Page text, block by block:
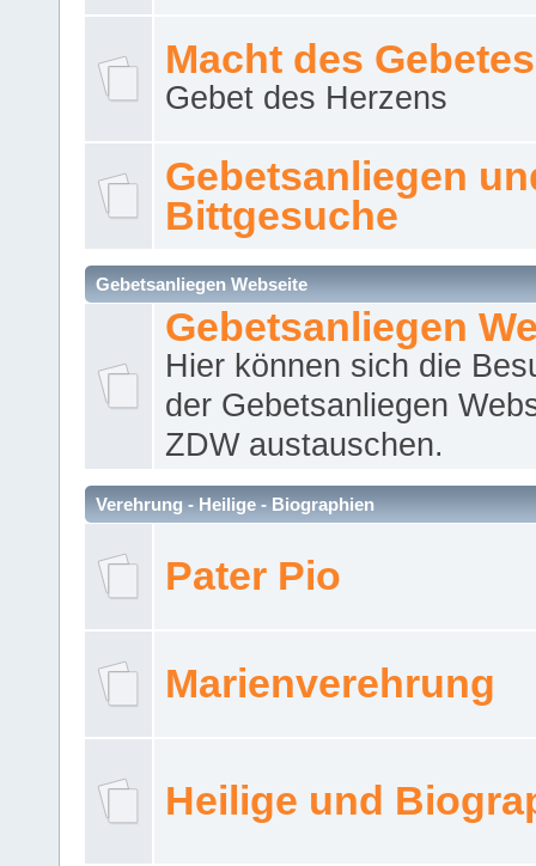
Macht des Gebetes
Gebet des Herzens
Gebetsanliegen
Bittgesuche
Gebetsanliegen Webseite
Gebetsanliegen
Hier können sich die
der Gebetsanliegen
ZDW austauschen.
Verehrung - Heilige - Biographien
Pater Pio
Marienverehrung
Heilige und